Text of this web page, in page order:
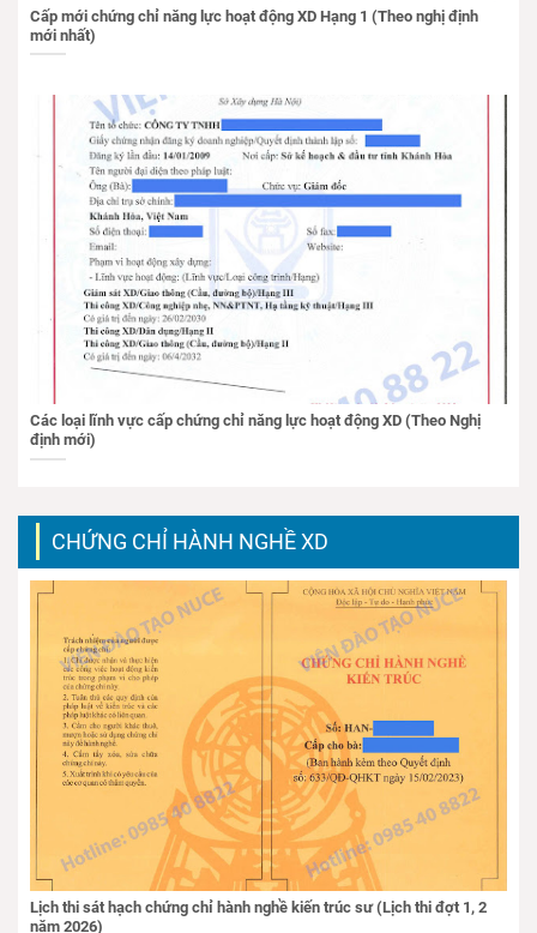
Cấp mới chứng chỉ năng lực hoạt động XD Hạng 1 (Theo nghị định
mới nhất)
Các loại lĩnh vực cấp chứng chỉ năng lực hoạt động XD (Theo Nghị
định mới)
CHỨNG CHỈ HÀNH NGHỀ XD
Lịch thi sát hạch chứng chỉ hành nghề kiến trúc sư (Lịch thi đợt 1, 2
năm 2026)